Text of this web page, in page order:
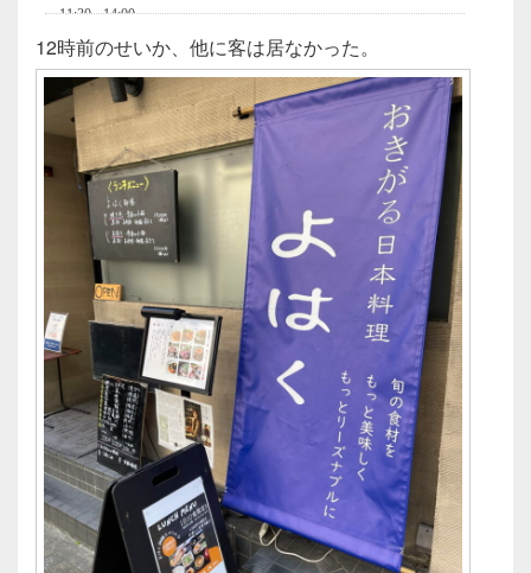
12時前のせいか、他に客は居なかった。